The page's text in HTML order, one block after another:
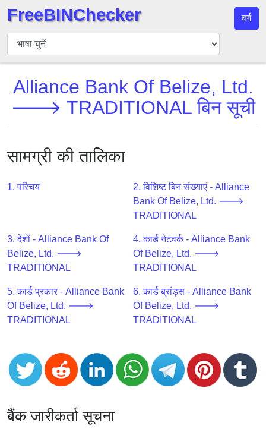
बिन
चेकर
खोजें
बिन
एपीआई
Generator
v2
BIN
CC
Generator
from
Banks
Card
Validator
Card
Generator
FreeBINChecker वर्ग
Alliance Bank Of Belize, Ltd.
🡒 TRADITIONAL बिन सूची
सामग्री की तालिका
1. परिचय
2. विशिष्ट बिन संख्याएं - Alliance
Bank Of Belize, Ltd. 🡒
TRADITIONAL
3. देशों - Alliance Bank Of
Belize, Ltd. 🡒
TRADITIONAL
4. कार्ड नेटवर्क - Alliance Bank
Of Belize, Ltd. 🡒
TRADITIONAL
5. कार्ड प्रकार - Alliance Bank
Of Belize, Ltd. 🡒
TRADITIONAL
6. कार्ड ब्रांड्स - Alliance Bank
Of Belize, Ltd. 🡒
TRADITIONAL
बैंक जारीकर्ता सूचना